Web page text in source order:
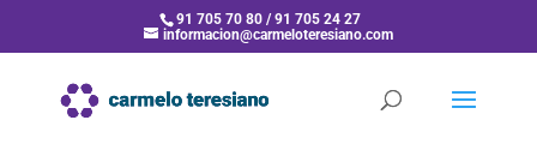
91 705 70 80 / 91 705 24 27
informacion@carmeloteresiano.com